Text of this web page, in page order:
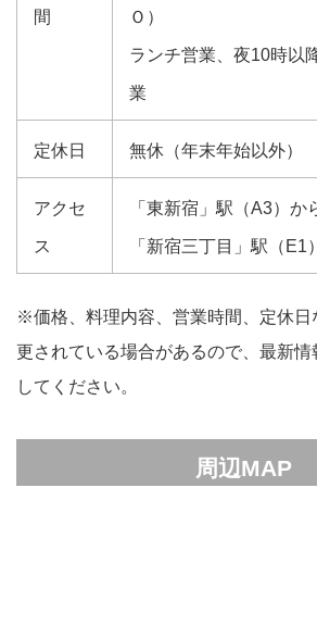
間 Ｏ）
ランチ営業、夜10時以
業
定休日 無休（年末年始以外）
アクセ
ス
「東新宿」駅（A3）か
「新宿三丁目」駅（E1
※価格、料理内容、営業時間、定休日
更されている場合があるので、最新
してください。
周辺MAP